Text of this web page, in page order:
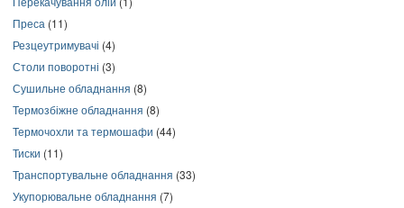
Преса (11)
Резцеутримувачі (4)
Столи поворотні (3)
Сушильне обладнання (8)
Термозбіжне обладнання (8)
Термочохли та термошафи (44)
Тиски (11)
Транспортувальне обладнання (33)
Укупорювальне обладнання (7)